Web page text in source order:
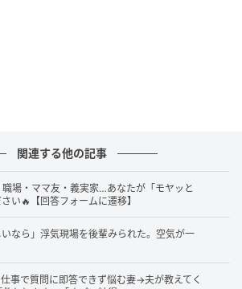
関連する他の記事
職場・ママ友・義実家…あなたが「モヤッと
い🔥【回答フォームに遷移】
いなら」浮気現場を後輩みられた。空気が一
事で質問に即答できず悩む妻→夫が教えてく